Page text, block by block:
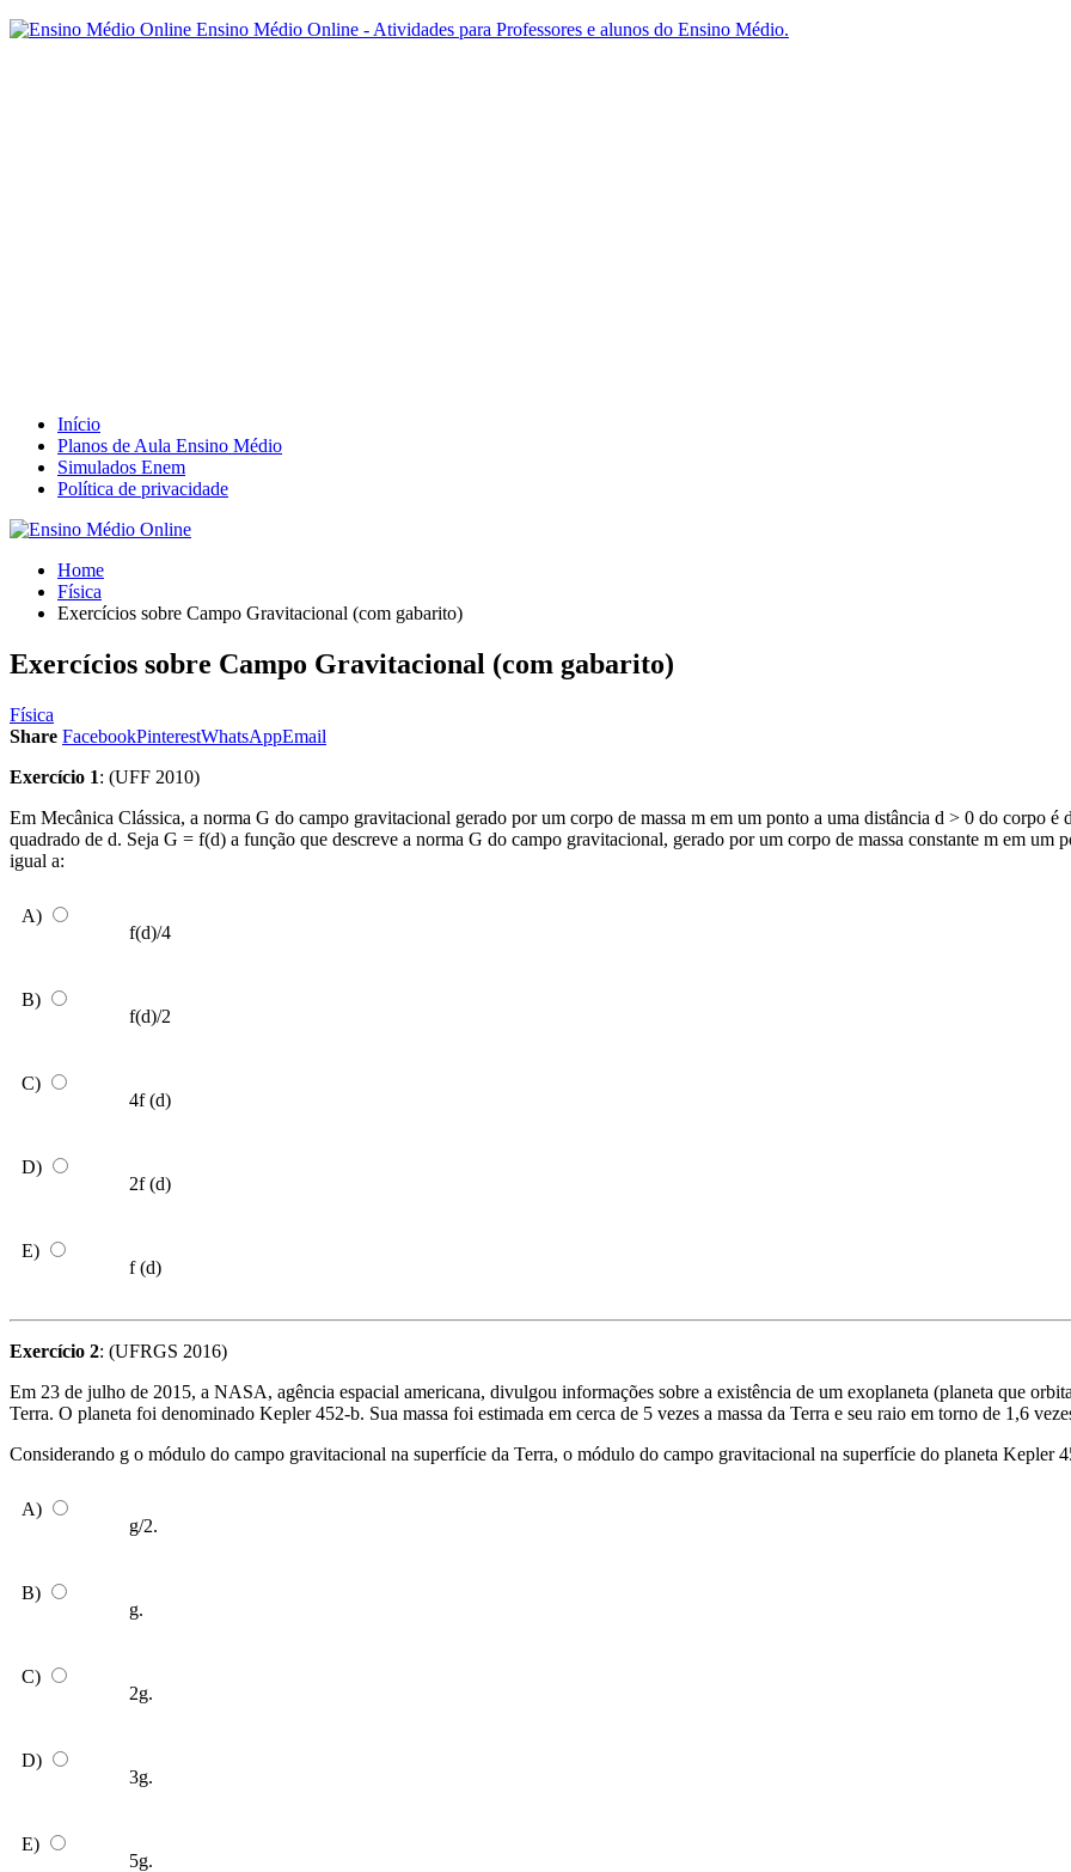
Ensino Médio Online - Atividades para Professores e alunos do Ensino Médio.
Início
Planos de Aula Ensino Médio
Simulados Enem
Política de privacidade
Home
Física
Exercícios sobre Campo Gravitacional (com gabarito)
Exercícios sobre Campo Gravitacional (com gabarito)
Física
Share FacebookPinterestWhatsAppEmail
Exercício 1: (UFF 2010)
Em Mecânica Clássica, a norma G do campo gravitacional gerado por um corpo de massa m em um ponto a uma distância d > 0 do corpo
quadrado de d. Seja G = f(d) a função que descreve a norma G do campo gravitacional, gerado por um corpo de massa constante m em
igual a:
A)
f(d)/4
B)
f(d)/2
C)
4f (d)
D)
2f (d)
E)
f (d)
Exercício 2: (UFRGS 2016)
Em 23 de julho de 2015, a NASA, agência espacial americana, divulgou informações sobre a existência de um exoplaneta (planeta que
Terra. O planeta foi denominado Kepler 452-b. Sua massa foi estimada em cerca de 5 vezes a massa da Terra e seu raio em torno de 1,6
Considerando g o módulo do campo gravitacional na superfície da Terra, o módulo do campo gravitacional na superfície do planeta Kepler
A)
g/2.
B)
g.
C)
2g.
D)
3g.
E)
5g.